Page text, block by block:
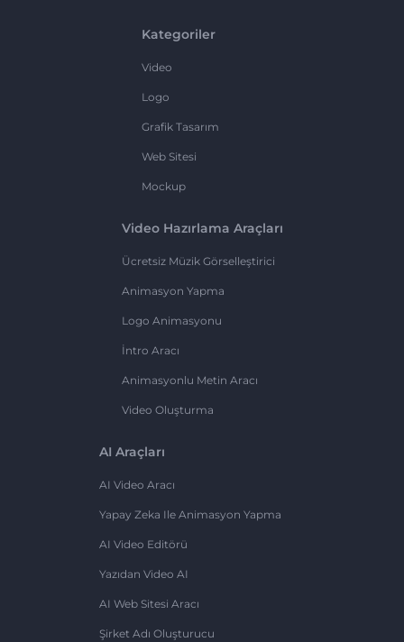
Kategoriler
Video
Logo
Grafik Tasarım
Web Sitesi
Mockup
Video Hazırlama Araçları
Ücretsiz Müzik Görselleştirici
Animasyon Yapma
Logo Animasyonu
İntro Aracı
Animasyonlu Metin Aracı
Video Oluşturma
AI Araçları
AI Video Aracı
Yapay Zeka Ile Animasyon Yapma
AI Video Editörü
Yazıdan Video AI
AI Web Sitesi Aracı
Şirket Adı Oluşturucu